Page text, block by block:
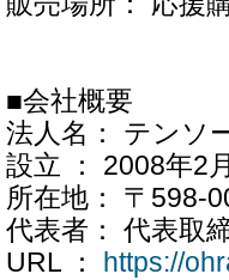
■会社概要
法人名： テンソ
設立 ： 2008年2
所在地： 〒598-
代表者： 代表取
URL ：
https://